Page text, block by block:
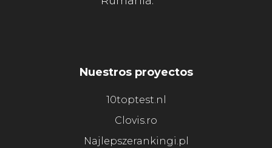
Nuestros proyectos
10toptest.nl
Clovis.ro
Najlepszerankingi.pl